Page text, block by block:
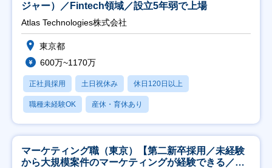
ジャー）／Fintech領域／設立5年弱で上場
Atlas Technologies株式会社
東京都
600万~1170万
正社員採用 土日祝休み 休日120日以上
職種未経験OK 産休・育休あり
マーケティング職（東京）【第二新卒採用／未経験
から大規模案件のマーケティングが経験できる／研